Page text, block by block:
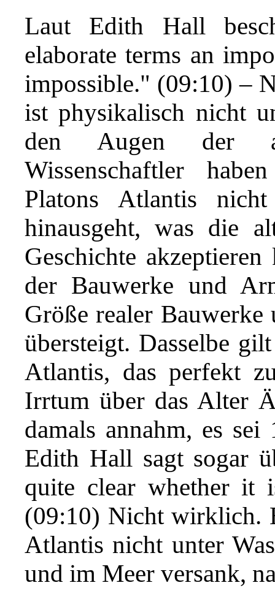
Laut Edith Hall
elaborate terms an
impossible." (09:10) –
ist physikalisch nicht
den Augen der
Wissenschaftler
Platons Atlantis
hinausgeht, was die
Geschichte
der Bauwerke und
Größe realer
übersteigt. Dasselbe
Atlantis, das perfekt
Irrtum über das Alter
damals annahm, es
Edith Hall sagt sogar
quite clear whether it
(09:10) Nicht wirklich.
Atlantis nicht unter
und im Meer versank,